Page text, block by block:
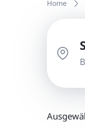
Home